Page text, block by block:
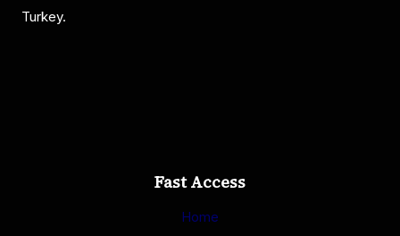
Turkey.
Fast Access
Home